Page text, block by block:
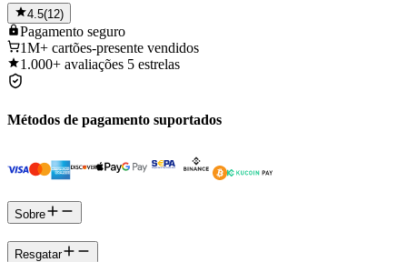
4.5(12)
Pagamento seguro
1M+ cartões-presente vendidos
1.000+ avaliações 5 estrelas
Métodos de pagamento suportados
Sobre
Resgatar